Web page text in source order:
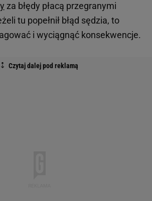
za błędy płacą przegranymi
tu popełnił błąd sędzia, to
i wyciągnąć konsekwencje.